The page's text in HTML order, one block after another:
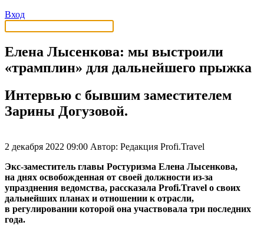
Вход
Елена Лысенкова: мы выстроили
«трамплин» для дальнейшего прыжка
Интервью с бывшим заместителем
Зарины Догузовой.
2 декабря 2022 09:00 Автор: Редакция Profi.Travel
Экс-заместитель главы Ростуризма Елена Лысенкова,
на днях освобожденная от своей должности из-за
упразднения ведомства, рассказала Profi.Travel о своих
дальнейших планах и отношении к отрасли,
в регулировании которой она участвовала три последних
года.